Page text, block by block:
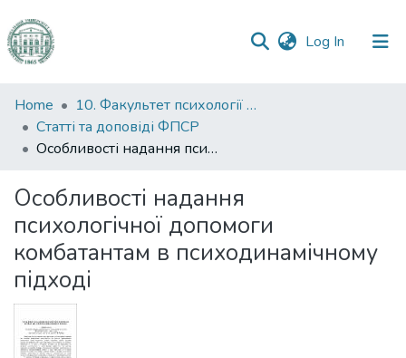
Log In (current)
Communities
&
Collections
Statistics
Home
10. Факультет психології та соціальної роботи
Статті та доповіді ФПСР
Особливості надання психологічної допомоги комбатантам в психодинамічному підході
Особливості надання
психологічної допомоги
комбатантам в психодинамічному
підході